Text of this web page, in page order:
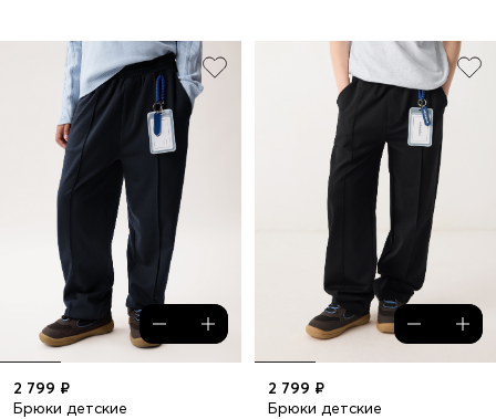
2 799 ₽
Брюки детские
2 799 ₽
Брюки детские